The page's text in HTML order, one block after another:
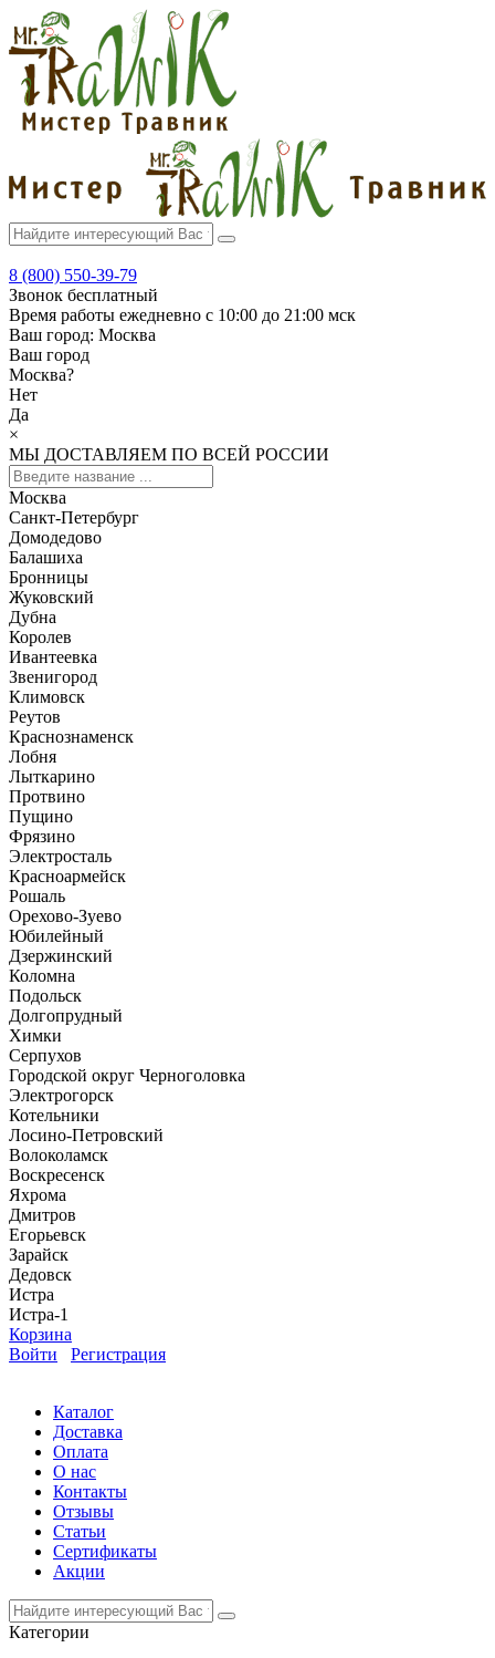
8 (800) 550-39-79
Звонок бесплатный
Время работы ежедневно с 10:00 до 21:00 мск
Ваш город: Москва
Ваш город
Москва?
Нет
Да
×
МЫ ДОСТАВЛЯЕМ ПО ВСЕЙ РОССИИ
Москва
Санкт-Петербург
Домодедово
Балашиха
Бронницы
Жуковский
Дубна
Королев
Ивантеевка
Звенигород
Климовск
Реутов
Краснознаменск
Лобня
Лыткарино
Протвино
Пущино
Фрязино
Электросталь
Красноармейск
Рошаль
Орехово-Зуево
Юбилейный
Дзержинский
Коломна
Подольск
Долгопрудный
Химки
Серпухов
Городской округ Черноголовка
Электрогорск
Котельники
Лосино-Петровский
Волоколамск
Воскресенск
Яхрома
Дмитров
Егорьевск
Зарайск
Дедовск
Истра
Истра-1
Корзина
Войти
Регистрация
Каталог
Доставка
Оплата
О нас
Контакты
Отзывы
Статьи
Сертификаты
Акции
Категории